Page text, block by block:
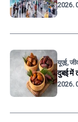
2026.
यूएई,
दुबई में
2026.